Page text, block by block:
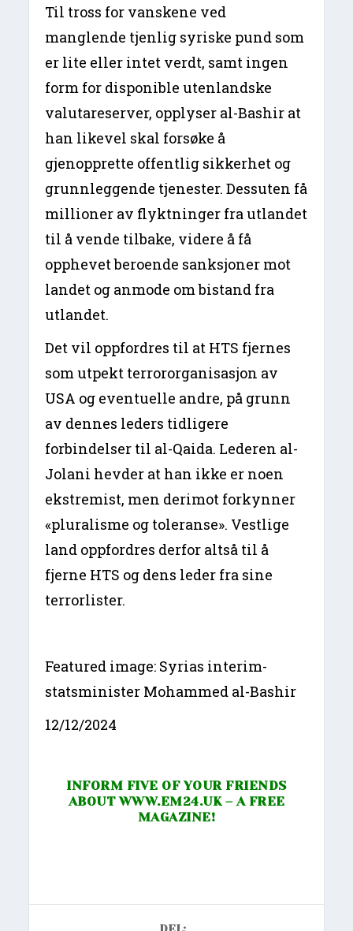
Til tross for vanskene ved
manglende tjenlig syriske pund som
er lite eller intet verdt, samt ingen
form for disponible utenlandske
valutareserver, opplyser al-Bashir at
han likevel skal forsøke å
gjenopprette offentlig sikkerhet og
grunnleggende tjenester. Dessuten få
millioner av flyktninger fra utlandet
til å vende tilbake, videre å få
opphevet beroende sanksjoner mot
landet og anmode om bistand fra
utlandet.
Det vil oppfordres til at HTS fjernes
som utpekt terrororganisasjon av
USA og eventuelle andre, på grunn
av dennes leders tidligere
forbindelser til al-Qaida. Lederen al-
Jolani hevder at han ikke er noen
ekstremist, men derimot forkynner
«pluralisme og toleranse». Vestlige
land oppfordres derfor altså til å
fjerne HTS og dens leder fra sine
terrorlister.
Featured image: Syrias interim-
statsminister Mohammed al-Bashir
12/12/2024
INFORM FIVE OF YOUR FRIENDS
ABOUTWWW.EM24.UK– A FREE
MAGAZINE!